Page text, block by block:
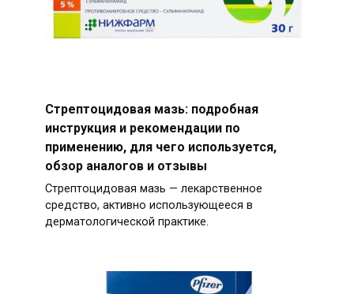
Стрептоцидовая мазь: подробная
инструкция и рекомендации по
применению, для чего используется,
обзор аналогов и отзывы
Стрептоцидовая мазь — лекарственное
средство, активно использующееся в
дерматологической практике.